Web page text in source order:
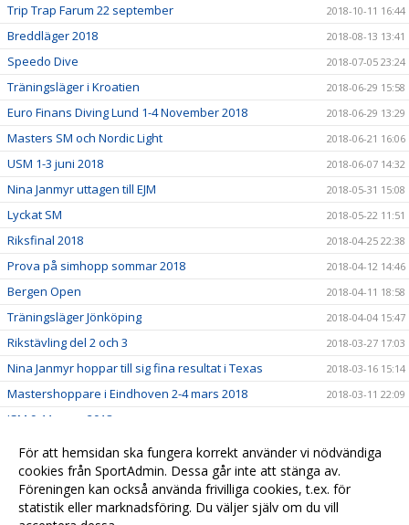
Trip Trap Farum 22 september 2018-10-11 16:44
Breddläger 2018 2018-08-13 13:41
Speedo Dive 2018-07-05 23:24
Träningsläger i Kroatien 2018-06-29 15:58
Euro Finans Diving Lund 1-4 November 2018 2018-06-29 13:29
Masters SM och Nordic Light 2018-06-21 16:06
USM 1-3 juni 2018 2018-06-07 14:32
Nina Janmyr uttagen till EJM 2018-05-31 15:08
Lyckat SM 2018-05-22 11:51
Riksfinal 2018 2018-04-25 22:38
Prova på simhopp sommar 2018 2018-04-12 14:46
Bergen Open 2018-04-11 18:58
Träningsläger Jönköping 2018-04-04 15:47
Rikstävling del 2 och 3 2018-03-27 17:03
Nina Janmyr hoppar till sig fina resultat i Texas 2018-03-16 15:14
Mastershoppare i Eindhoven 2-4 mars 2018 2018-03-11 22:09
JSM 9-11 mars 2018
Gamma Cup 2-4 mars 2018 2018-03-08 11:19
Stadsmatchen 4 mars 2018 2018-03-06 16:46
Prova på simhopp på sportlovet 2018-02-01 11:59
För att hemsidan ska fungera korrekt använder vi nödvändiga
cookies från SportAdmin. Dessa går inte att stänga av.
Föreningen kan också använda frivilliga cookies, t.ex. för
statistik eller marknadsföring. Du väljer själv om du vill